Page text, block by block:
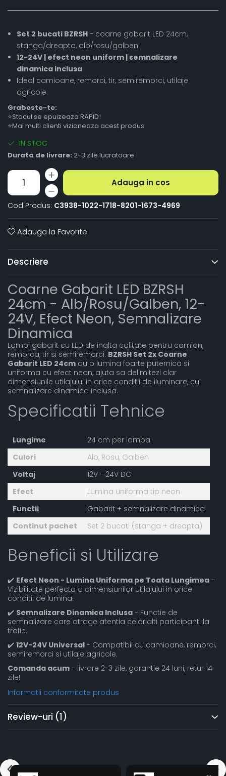
Set 2 bucati BZRSH - coarne gabarit LED 24cm,
stanga/dreapta, alb/rosu/galben
12-24V | efect neon uniform | semnalizare
dinamica inclusa
Ideal camioane, remorci, tir, semiremorci, utilaje
agricole
Grabeste-te:
⭐Stocul se epuizeaza RAPID!
⭐Mai multi clienti vizioneaza acest produs
IN STOC
Durata de livrare: 2-3 zile lucratoare
Adauga in cos
Cod Produs: C3938-1022-1718-8201-1673-4969
Adauga la Favorite
Descriere
Coarne Gabarit LED BZRSH
24cm - Alb/Rosu/Galben, 12-
24V, Efect Neon, Semnalizare
Dinamica
Lampi gabarit cu LED de inalta calitate pentru camion,
remorca, tir si semiremorci. BZRSH Set 2x Coarne
Gabarit LED 24cm au o lumina foarte puternica si
uniforma cu efect neon, ajuta sa delimitezi clar
dimensiunile utilajului in orice conditii de iluminare, cu
semnalizare dinamica inclusa.
Specificatii Tehnice
Lungime
24 cm per lampa
Culori
Alb, Rosu, Galben
Voltaj
12V - 24V DC
Efect
Lumina uniforma tip neon
Functii
Gabarit + semnalizare dinamica
Continut pachet
Set 2 bucati (stanga + dreapta)
Beneficii si Utilizare
✔️ Efect Neon - Lumina Uniforma pe Toata Lungimea -
Vizibilitate perfecta a dimensiunilor utilajului in orice
conditii de lumina.
✔️ Semnalizare Dinamica Inclusa - Functie de
semnalizare care atrage atentia celorlalti participanti la
trafic.
✔️ 12V-24V Universal - Compatibil cu camioane, remorci,
semiremorci si utilaje agricole.
Comanda acum - livrare 2-3 zile, garantie 24 luni, retur 14
zile!
Informatii conformitate produs
Review-uri (1)